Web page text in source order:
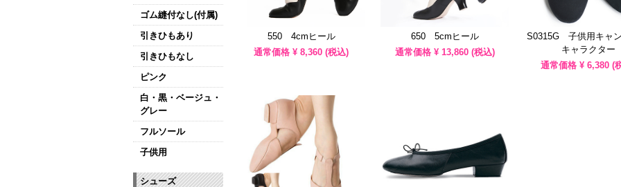
550 4cmヒール
通常価格 ¥ 8,360 (税込)
650 5cmヒール
通常価格 ¥ 13,860(税込)
S0315G 子供用キャン
キャラクター
通常価格 ¥ 6,380 (
ゴム縫付なし(付属)
引きひもあり
引きひもなし
ピンク
白・黒・ベージュ・
グレー
フルソール
子供用
シューズ